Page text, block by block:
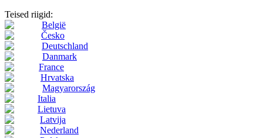
Teised riigid:
België
Česko
Deutschland
Danmark
France
Hrvatska
Magyarország
Italia
Lietuva
Latvija
Nederland